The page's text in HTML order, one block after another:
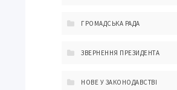
ГРОМАДСЬКА РАДА
ЗВЕРНЕННЯ ПРЕЗИДЕНТА
НОВЕ У ЗАКОНОДАВСТВІ